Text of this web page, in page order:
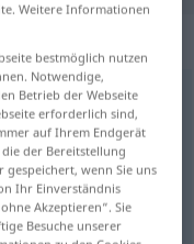
antippen)
Weitere Informationen
bestmöglich nutzen
Notwendige,
Betrieb der Webseite
erforderlich sind,
auf Ihrem Endgerät
der Bereitstellung
wenn Sie uns
Ihr Einverständnis
Akzeptieren“. Sie
Besuche unserer